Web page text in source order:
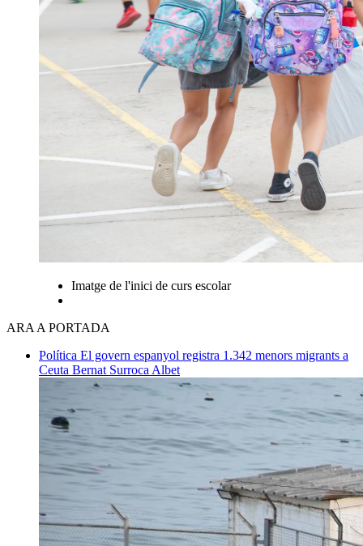
Imatge de l'inici de curs escolar
ARA A PORTADA
Política El govern espanyol registra 1.342 menors migrants a
Ceuta Bernat Surroca Albet